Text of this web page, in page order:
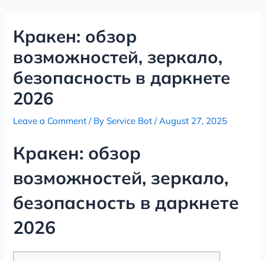
contentКракен: обзор
возможностей, зеркало,
безопасность в даркнете
2026
Leave a Comment / ByService Bot/August 27, 2025
Кракен: обзор
возможностей, зеркало,
безопасность в даркнете
2026